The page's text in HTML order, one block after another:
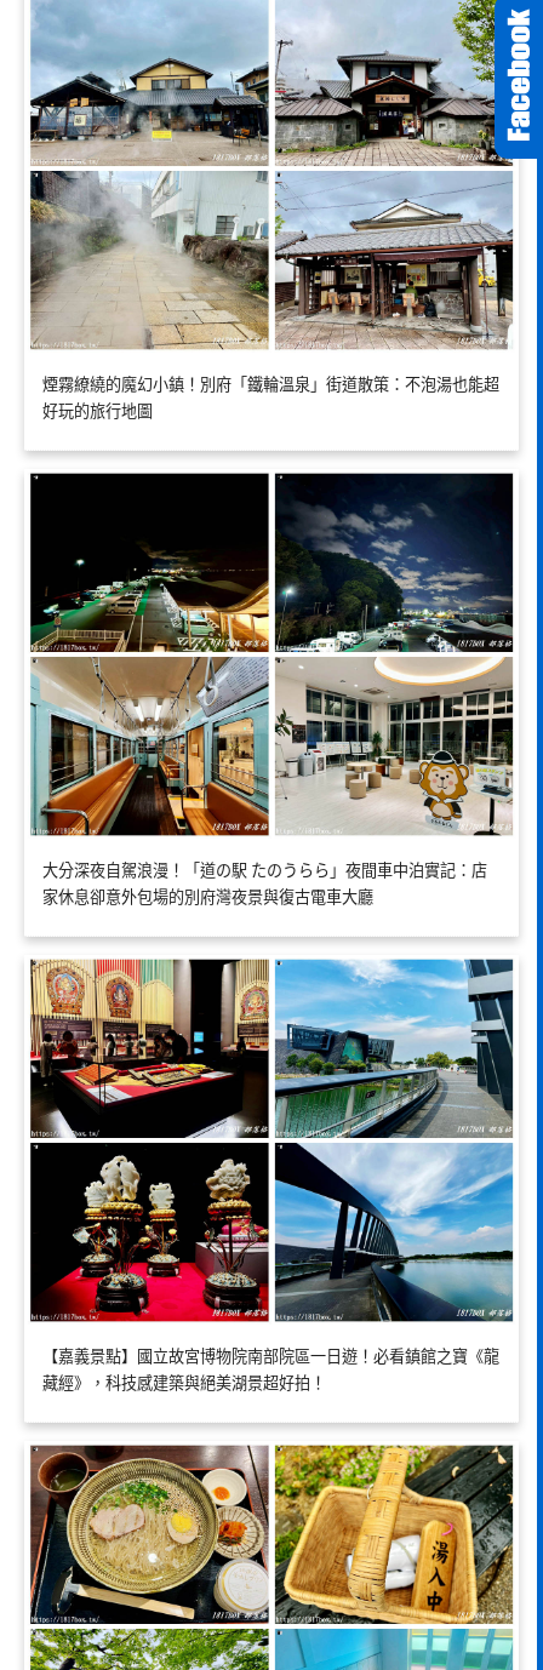
煙霧繚繞的魔幻小鎮！別府「鐵輪溫泉」街道散策：不泡湯也能超
好玩的旅行地圖
大分深夜自駕浪漫！「道の駅 たのうらら」夜間車中泊實記：店
家休息卻意外包場的別府灣夜景與復古電車大廳
【嘉義景點】國立故宮博物院南部院區一日遊！必看鎮館之寶《龍
藏經》，科技感建築與絕美湖景超好拍！